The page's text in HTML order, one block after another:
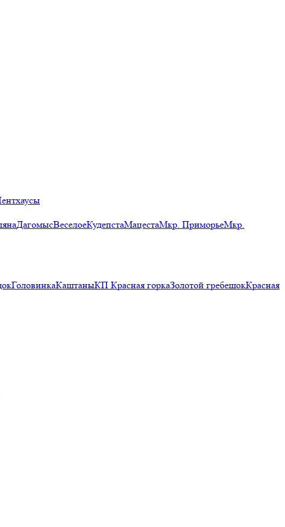
ДагомысВеселоеКудепстаМацестаМкр. ПриморьеМкр.
ГоловинкаКаштаныКП Красная горкаЗолотой гребешокКрасная